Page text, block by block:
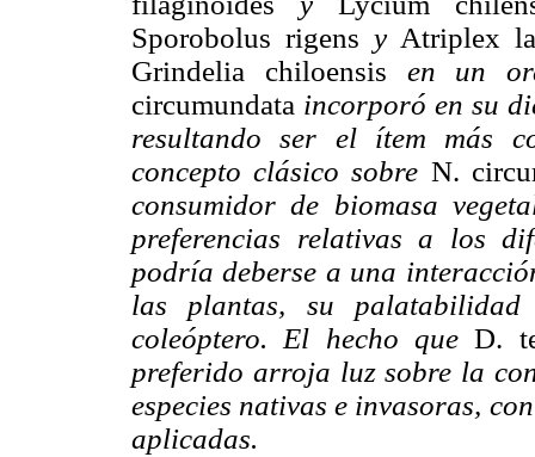
Sporobolus rigens yAtriplex
Grindelia chiloensis en un
circumundata incorporó en su
resultando ser el ítem más
concepto clásico sobre N.
consumidor de biomasa
preferencias relativas a los
podría deberse a una
las plantas, su palatabilidad
coleóptero. El hecho queD.
preferido arroja luz sobre la
especies nativas e invasoras,
aplicadas.